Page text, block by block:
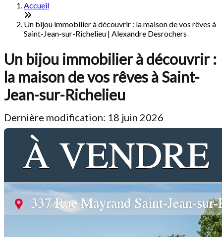
Accueil
Un bijou immobilier à découvrir : la maison de vos rêves à
Saint-Jean-sur-Richelieu | Alexandre Desrochers
Un bijou immobilier à découvrir :
la maison de vos rêves à Saint-
Jean-sur-Richelieu
Dernière modification: 18 juin 2026